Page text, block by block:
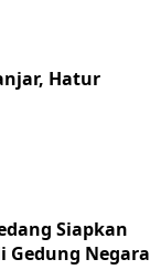
Hatur
Siapkan
Gedung Negara